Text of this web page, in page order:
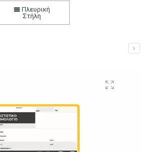
Λογιστικά Έντυπα
Πλευρική
Στήλη